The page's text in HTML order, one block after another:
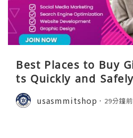
Best Places to Buy
ts Quickly and
Guide
usasmmitshop 29分鐘前